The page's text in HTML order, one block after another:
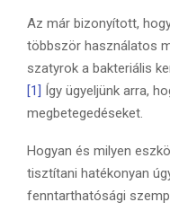
Az már bizonyított,
többször használatos
szatyrok a bakteriális
[1] Így ügyeljünk arra,
megbetegedéseket.
Hogyan és milyen
tisztítani hatékonyan
fenntarthatósági